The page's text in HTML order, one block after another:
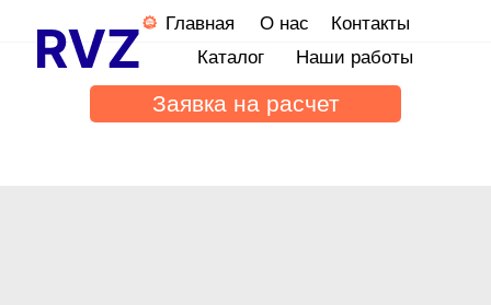
Главная
О нас
Наши работы
Каталог
Контакты
Заявка на расчет